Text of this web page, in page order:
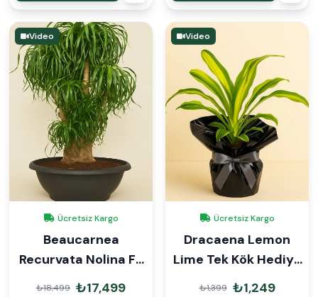
Video
Ücretsiz Kargo
Beaucarnea
Recurvata Nolina Fil
Ayağı 100-110cm
₺18,499 ₺17,499
Video
Ücretsiz Kargo
Dracaena Lemon
Lime Tek Kök Hediye
Paketli
₺1,399 ₺1,249